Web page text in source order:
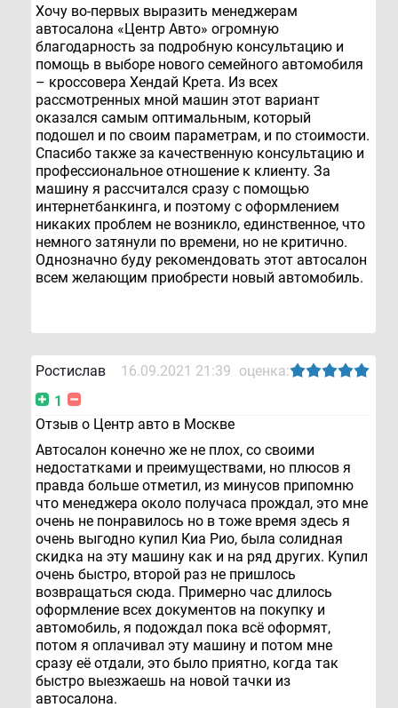
Хочу во-первых выразить менеджерам
автосалона «Центр Авто» огромную
благодарность за подробную консультацию и
помощь в выборе нового семейного автомобиля
– кроссовера Хендай Крета. Из всех
рассмотренных мной машин этот вариант
оказался самым оптимальным, который
подошел и по своим параметрам, и по стоимости.
Спасибо также за качественную консультацию и
профессиональное отношение к клиенту. За
машину я рассчитался сразу с помощью
интернетбанкинга, и поэтому с оформлением
никаких проблем не возникло, единственное, что
немного затянули по времени, но не критично.
Однозначно буду рекомендовать этот автосалон
всем желающим приобрести новый автомобиль.
Ростислав 16.09.2021 21:39 оценка:
1
Отзыв о Центр авто в Москве
Автосалон конечно же не плох, со своими
недостатками и преимуществами, но плюсов я
правда больше отметил, из минусов припомню
что менеджера около получаса прождал, это мне
очень не понравилось но в тоже время здесь я
очень выгодно купил Киа Рио, была солидная
скидка на эту машину как и на ряд других. Купил
очень быстро, второй раз не пришлось
возвращаться сюда. Примерно час длилось
оформление всех документов на покупку и
автомобиль, я подождал пока всё оформят,
потом я оплачивал эту машину и потом мне
сразу её отдали, это было приятно, когда так
быстро выезжаешь на новой тачки из
автосалона.